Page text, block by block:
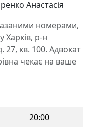
Анастасія
номерами,
Харків, р-н
27, кв. 100. Адвокат
чекає на ваше
20:00